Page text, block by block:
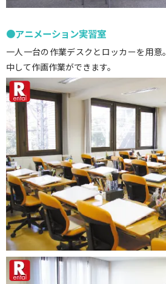
●アニメーション実習室
一人一台の作業デスクとロッカーを用意
中して作画作業ができます。